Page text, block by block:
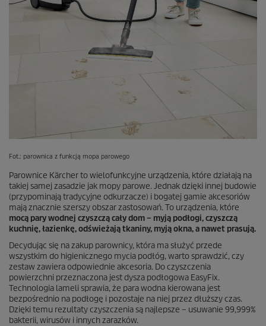
Fot.: parownica z funkcją mopa parowego
Parownice Kärcher to wielofunkcyjne urządzenia, które działają na
takiej samej zasadzie jak mopy parowe. Jednak dzięki innej budowie
(przypominają tradycyjne odkurzacze) i bogatej gamie akcesoriów
mają znacznie szerszy obszar zastosowań. To urządzenia, które
mocą pary wodnej czyszczą cały dom – myją podłogi, czyszczą
kuchnię, łazienkę, odświeżają tkaniny, myją okna, a nawet prasują.
Decydując się na zakup parownicy, która ma służyć przede
wszystkim do higienicznego mycia podłóg, warto sprawdzić, czy
zestaw zawiera odpowiednie akcesoria. Do czyszczenia
powierzchni przeznaczona jest dysza podłogowa EasyFix.
Technologia lameli sprawia, że para wodna kierowana jest
bezpośrednio na podłogę i pozostaje na niej przez dłuższy czas.
Dzięki temu rezultaty czyszczenia są najlepsze – usuwanie 99,999%
bakterii, wirusów i innych zarazków.